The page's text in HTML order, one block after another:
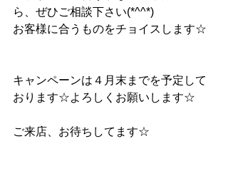
ら、ぜひご相談下さい(*^^*)
お客様に合うものをチョイスします☆
キャンペーンは４月末までを予定して
おります☆よろしくお願いします☆
ご来店、お待ちしてます☆